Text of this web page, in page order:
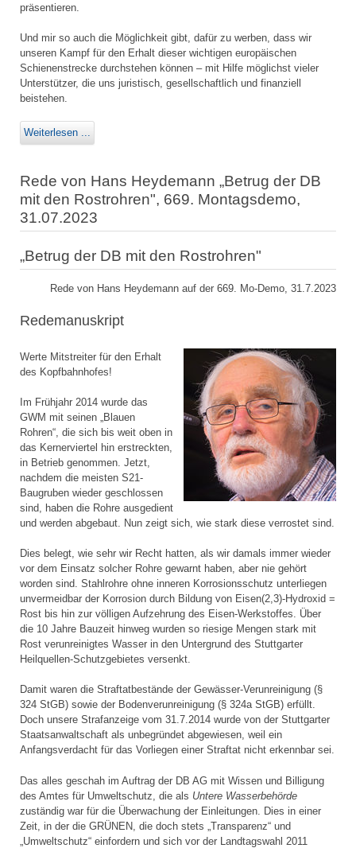
präsentieren.
Und mir so auch die Möglichkeit gibt, dafür zu werben, dass wir
unseren Kampf für den Erhalt dieser wichtigen europäischen
Schienenstrecke durchstehen können – mit Hilfe möglichst vieler
Unterstützer, die uns juristisch, gesellschaftlich und finanziell
beistehen.
Weiterlesen ...
Rede von Hans Heydemann „Betrug der DB
mit den Rostrohren", 669. Montagsdemo,
31.07.2023
„Betrug der DB mit den Rostrohren"
Rede von Hans Heydemann auf der 669. Mo-Demo, 31.7.2023
Redemanuskript
Werte Mitstreiter für den Erhalt
des Kopfbahnhofes!
Im Frühjahr 2014 wurde das
GWM mit seinen „Blauen
Rohren“, die sich bis weit oben in
das Kernerviertel hin erstreckten,
in Betrieb genommen. Jetzt,
nachdem die meisten S21-
Baugruben wieder geschlossen
sind, haben die Rohre ausgedient
und werden abgebaut. Nun zeigt sich, wie stark diese verrostet sind.
Dies belegt, wie sehr wir Recht hatten, als wir damals immer wieder
vor dem Einsatz solcher Rohre gewarnt haben, aber nie gehört
worden sind. Stahlrohre ohne inneren Korrosionsschutz unterliegen
unvermeidbar der Korrosion durch Bildung von Eisen(2,3)-Hydroxid =
Rost bis hin zur völligen Aufzehrung des Eisen-Werkstoffes. Über
die 10 Jahre Bauzeit hinweg wurden so riesige Mengen stark mit
Rost verunreinigtes Wasser in den Untergrund des Stuttgarter
Heilquellen-Schutzgebietes versenkt.
Damit waren die Straftatbestände der Gewässer-Verunreinigung (§
324 StGB) sowie der Bodenverunreinigung (§ 324a StGB) erfüllt.
Doch unsere Strafanzeige vom 31.7.2014 wurde von der Stuttgarter
Staatsanwaltschaft als unbegründet abgewiesen, weil ein
Anfangsverdacht für das Vorliegen einer Straftat nicht erkennbar sei.
Das alles geschah im Auftrag der DB AG mit Wissen und Billigung
des Amtes für Umweltschutz, die als Untere Wasserbehörde
zuständig war für die Überwachung der Einleitungen. Dies in einer
Zeit, in der die GRÜNEN, die doch stets „Transparenz“ und
„Umweltschutz“ einfordern und sich vor der Landtagswahl 2011